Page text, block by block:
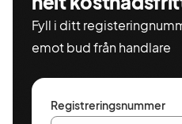
Fyll i ditt
emot bud från handlare
Registreringsnummer